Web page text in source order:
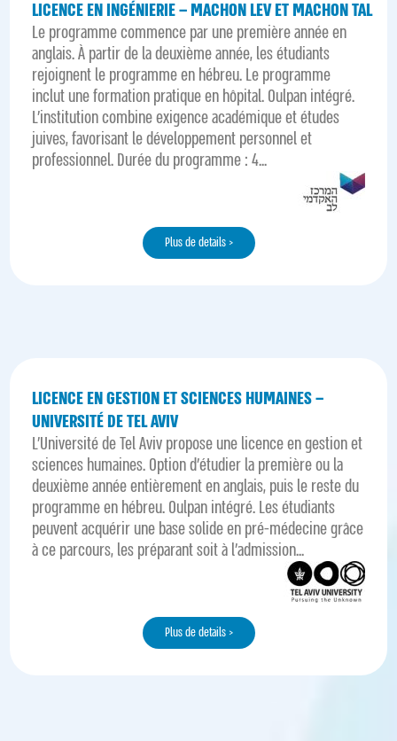
LICENCE EN INGÉNIERIE – MACHON LEV ET MACHON TAL
Le programme commence par une première année en
anglais. À partir de la deuxième année, les étudiants
rejoignent le programme en hébreu. Le programme
inclut une formation pratique en hôpital. Oulpan intégré.
L'institution combine exigence académique et études
juives, favorisant le développement personnel et
professionnel. Durée du programme : 4...
Plus de details >
LICENCE EN GESTION ET SCIENCES HUMAINES –
UNIVERSITÉ DE TEL AVIV
L'Université de Tel Aviv propose une licence en gestion et
sciences humaines. Option d’étudier la première ou la
deuxième année entièrement en anglais, puis le reste du
programme en hébreu. Oulpan intégré. Les étudiants
peuvent acquérir une base solide en pré-médecine grâce
à ce parcours, les préparant soit à l'admission...
Plus de details >